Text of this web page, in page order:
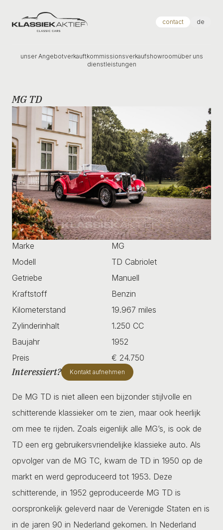
Klassiek Aktief contact de
unser Angebotverkauftkommissionsverkaufshowroomüber uns
dienstleistungen
MG TD
Marke
MG
Modell
TD Cabriolet
Getriebe
Manuell
Kraftstoff
Benzin
Kilometerstand
19.967 miles
Zylinderinhalt
1.250 CC
Baujahr
1952
Preis
€ 24.750
Interessiert? Kontakt aufnehmen
De MG TD is niet alleen een bijzonder stijlvolle en
schitterende klassieker om te zien, maar ook heerlijk
om mee te rijden. Zoals eigenlijk alle MG’s, is ook de
TD een erg gebruikersvriendelijke klassieke auto. Als
opvolger van de MG TC, kwam de TD in 1950 op de
markt en werd geproduceerd tot 1953. Deze
schitterende, in 1952 geproduceerde MG TD is
oorspronkelijk geleverd naar de Verenigde Staten en is
in de jaren 90 in Nederland gekomen. In Nederland